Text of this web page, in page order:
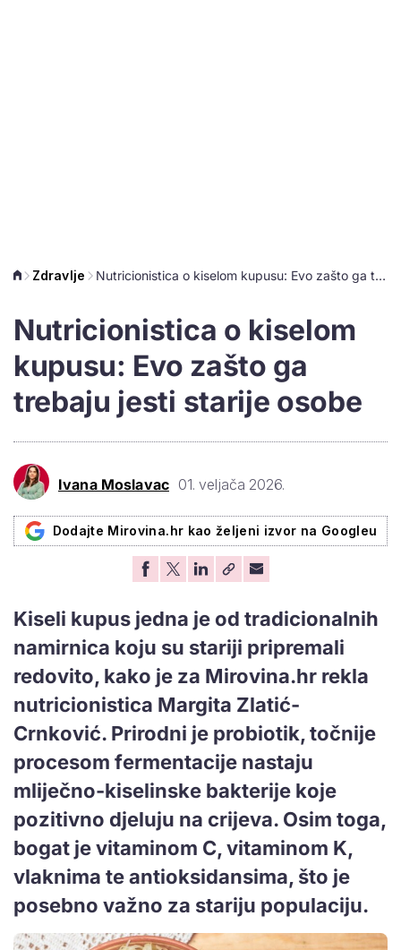
Zdravlje Nutricionistica o kiselom kupusu: Evo zašto ga trebaju jesti starije osobe
Nutricionistica o kiselom
kupusu: Evo zašto ga
trebaju jesti starije osobe
Ivana Moslavac 01. veljača 2026.
Dodajte Mirovina.hr kao željeni izvor na Googleu
Kiseli kupus jedna je od tradicionalnih
namirnica koju su stariji pripremali
redovito, kako je za Mirovina.hr rekla
nutricionistica Margita Zlatić-
Crnković. Prirodni je probiotik, točnije
procesom fermentacije nastaju
mliječno-kiselinske bakterije koje
pozitivno djeluju na crijeva. Osim toga,
bogat je vitaminom C, vitaminom K,
vlaknima te antioksidansima, što je
posebno važno za stariju populaciju.